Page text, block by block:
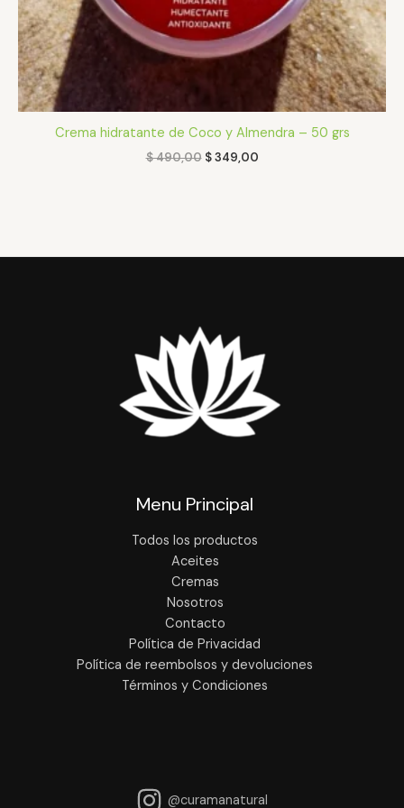
Crema hidratante de Coco y Almendra – 50 grs
$490,00 $349,00
Menu Principal
Todos los productos
Aceites
Cremas
Nosotros
Contacto
Política de Privacidad
Política de reembolsos y devoluciones
Términos y Condiciones
@curamanatural